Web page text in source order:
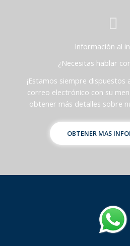
Información al
¿Necesitas hablar
¡Estamos siempre dispuestos
correo electrónico con su
obtener más detalles sobre
OBTENER MAS